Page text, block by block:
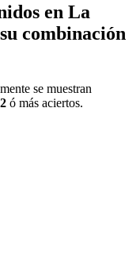
en La
combinación
se muestran
2 ó más aciertos.